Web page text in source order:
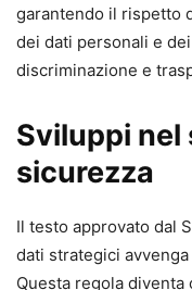
garantendo il rispetto
dei dati personali e
discriminazione e
Sviluppi nel
sicurezza
Il testo approvato dal
dati strategici
Questa regola